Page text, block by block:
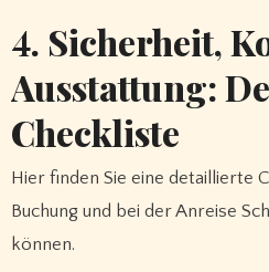
4. Sicherheit,
Ausstattung:
Checkliste
Hier finden Sie eine detaillierte
Buchung und bei der Anreise
können.